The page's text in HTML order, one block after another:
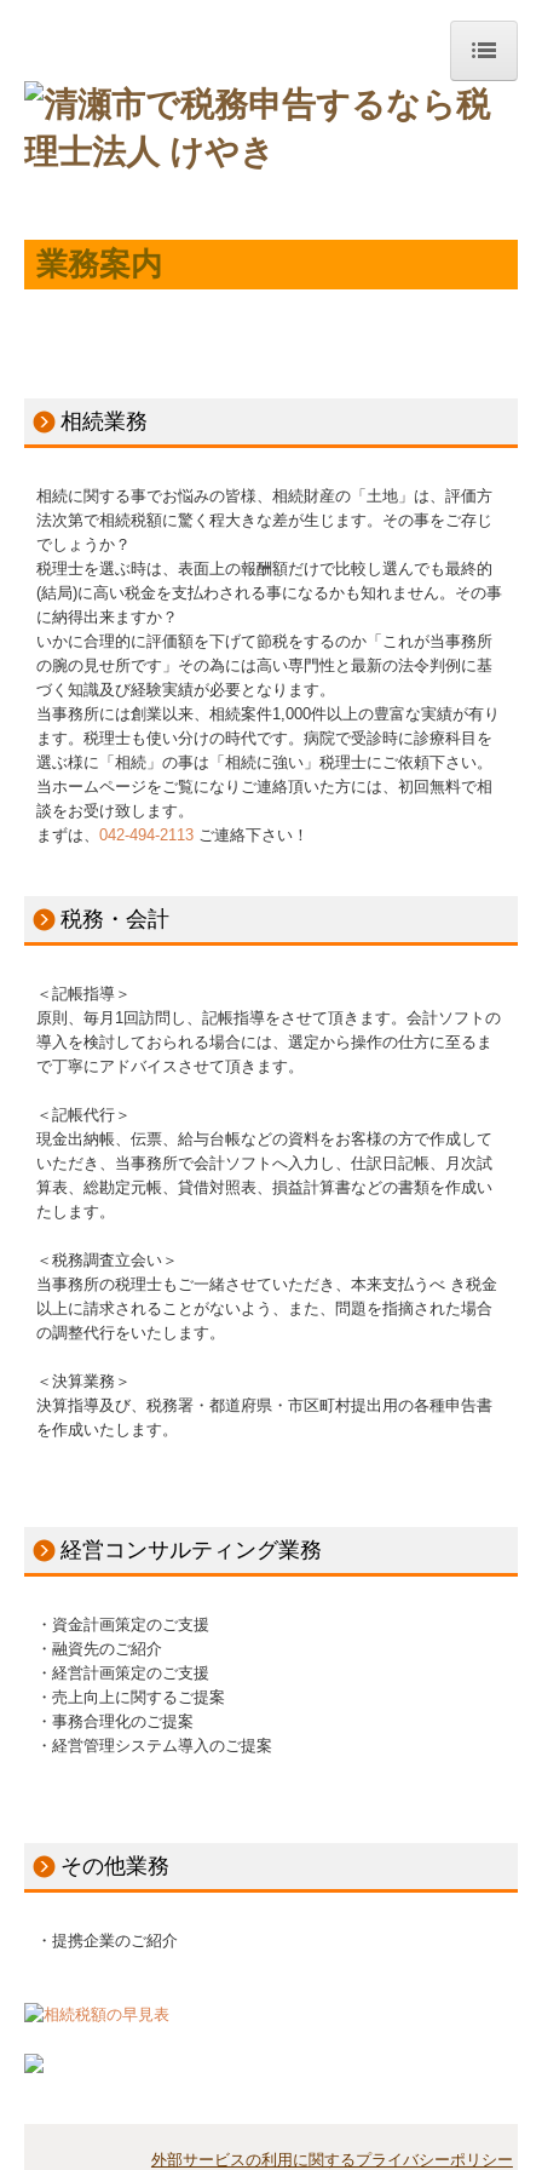
ホーム
事務所紹介
交通案内
グループ通算（有利・不利）判定
社会福祉法人の皆様へ
補助金・助成金・融資情報
関与先向け融資商品ご紹介
経営者お役立ち情報
社長メニューASP版
TKCシステムQ&A
社会福祉法人会計Q&A
経営改善計画の策定支援
相続・事業承継
業務案内
相続業務
相続に関する事でお悩みの皆様、相続財産の「土地」は、評価方
法次第で相続税額に驚く程大きな差が生じます。その事をご存じ
でしょうか？
税理士を選ぶ時は、表面上の報酬額だけで比較し選んでも最終的
(結局)に高い税金を支払わされる事になるかも知れません。その事
に納得出来ますか？
いかに合理的に評価額を下げて節税をするのか「これが当事務所
の腕の見せ所です」その為には高い専門性と最新の法令判例に基
づく知識及び経験実績が必要となります。
当事務所には創業以来、相続案件1,000件以上の豊富な実績が有り
ます。税理士も使い分けの時代です。病院で受診時に診療科目を
選ぶ様に「相続」の事は「相続に強い」税理士にご依頼下さい。
当ホームページをご覧になりご連絡頂いた方には、初回無料で相
談をお受け致します。
まずは、 042-494-2113 ご連絡下さい！
税務・会計
＜記帳指導＞
原則、毎月1回訪問し、記帳指導をさせて頂きます。会計ソフトの
導入を検討しておられる場合には、選定から操作の仕方に至るま
で丁寧にアドバイスさせて頂きます。
＜記帳代行＞
現金出納帳、伝票、給与台帳などの資料をお客様の方で作成して
いただき、当事務所で会計ソフトへ入力し、仕訳日記帳、月次試
算表、総勘定元帳、貸借対照表、損益計算書などの書類を作成い
たします。
＜税務調査立会い＞
当事務所の税理士もご一緒させていただき、本来支払うべ き税金
以上に請求されることがないよう、また、問題を指摘された場合
の調整代行をいたします。
＜決算業務＞
決算指導及び、税務署・都道府県・市区町村提出用の各種申告書
を作成いたします。
経営コンサルティング業務
・資金計画策定のご支援
・融資先のご紹介
・経営計画策定のご支援
・売上向上に関するご提案
・事務合理化のご提案
・経営管理システム導入のご提案
その他業務
・提携企業のご紹介
外部サービスの利用に関するプライバシーポリシー